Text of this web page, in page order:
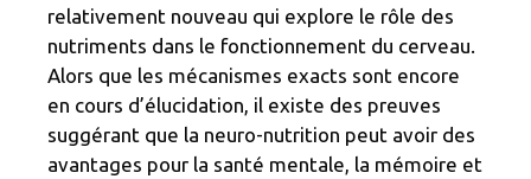
relativement nouveau qui explore le rôle des
nutriments dans le fonctionnement du cerveau.
Alors que les mécanismes exacts sont encore
en cours d’élucidation, il existe des preuves
suggérant que la neuro-nutrition peut avoir des
avantages pour la santé mentale, la mémoire et